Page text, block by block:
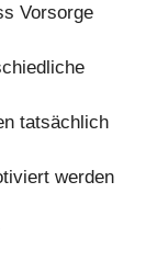
Vorsorge
tatsächlich
werden